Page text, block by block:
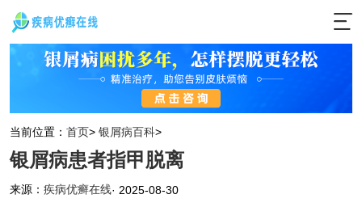
当前位置： 首页> 银屑病百科>
银屑病患者指甲脱离
来源： 疾病优癣在线· 2025-08-30